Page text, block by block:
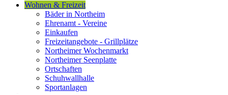
Wohnen & Freizeit
Bäder in Northeim
Ehrenamt - Vereine
Einkaufen
Freizeitangebote - Grillplätze
Northeimer Wochenmarkt
Northeimer Seenplatte
Ortschaften
Schuhwallhalle
Sportanlagen